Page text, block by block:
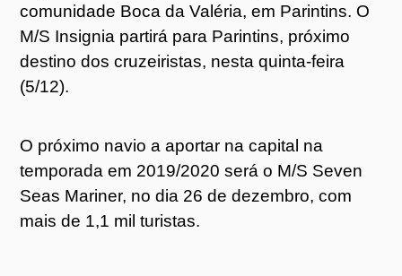
comunidade Boca da Valéria, em Parintins. O
M/S Insignia partirá para Parintins, próximo
destino dos cruzeiristas, nesta quinta-feira
(5/12).
O próximo navio a aportar na capital na
temporada em 2019/2020 será o M/S Seven
Seas Mariner, no dia 26 de dezembro, com
mais de 1,1 mil turistas.